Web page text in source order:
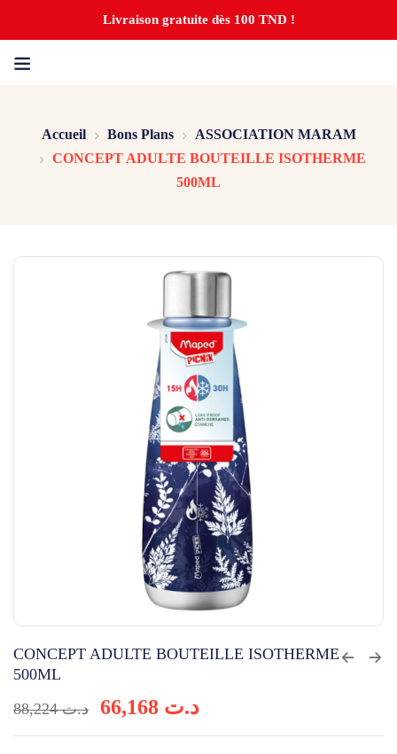
Livraison gratuite dès 100 TND !
Accueil Bons Plans
ASSOCIATION MARAM
CONCEPT ADULTE BOUTEILLE ISOTHERME
500ML
CONCEPT ADULTE BOUTEILLE ISOTHERME
500ML
د.ت88,224 د.ت